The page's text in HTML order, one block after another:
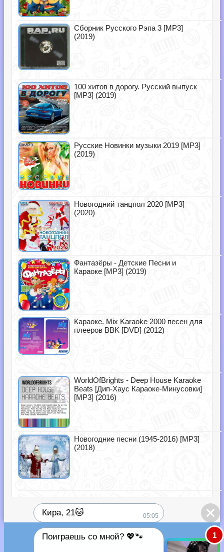
Сборник Русского Рэпа 3 [MP3]
(2019)
100 хитов в дорогу. Русский выпуск
[MP3] (2019)
Русские Новинки музыки 2019 [MP3]
(2019)
Новогодний танцпол 2020 [MP3]
(2020)
Фантазёры - Детские Песни и
Караоке [MP3] (2019)
Караоке. Mix Karaoke 2000 песен для
плееров BBK [DVD] (2012)
WorldOfBrights - Deep House Karaoke
Beats [Дип-Хаус Караоке-Минусовки]
[MP3] (2016)
Новогодние песни (1945-2016) [MP3]
(2018)
Кира, 21🐱 05:05
Поиграешь со мной? 💖🐾 1